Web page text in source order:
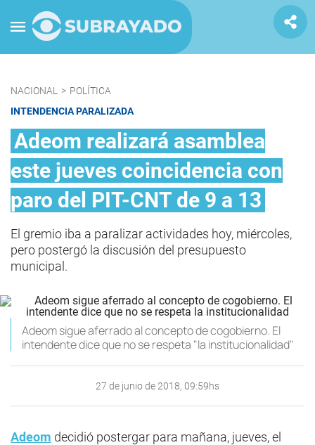
NACIONAL > POLÍTICA
INTENDENCIA PARALIZADA
Adeom realizará asamblea
este jueves coincidencia con
paro del PIT-CNT de 9 a 13
El gremio iba a paralizar actividades hoy, miércoles,
pero postergó la discusión del presupuesto
municipal.
Adeom sigue aferrado al concepto de cogobierno. El
intendente dice que no se respeta "la institucionalidad"
27 de junio de 2018, 09:59hs
Adeom decidió postergar para mañana, jueves, el